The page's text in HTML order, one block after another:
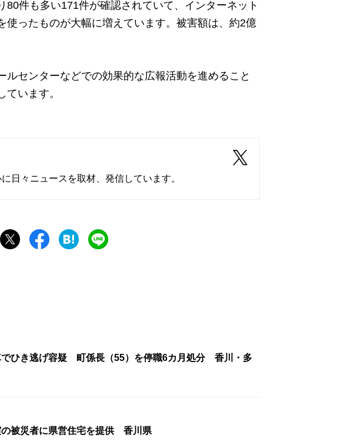
件も多い171件が確認されていて、インターネット
使ったものが大幅に増えています。被害額は、約2億
センターなどでの効果的な広報活動を進めること
います。
日々ニュースを取材、発信しています。
でひき逃げ容疑 町係長（55）を停職6カ月処分 香川・多
の被災者に県営住宅を提供 香川県